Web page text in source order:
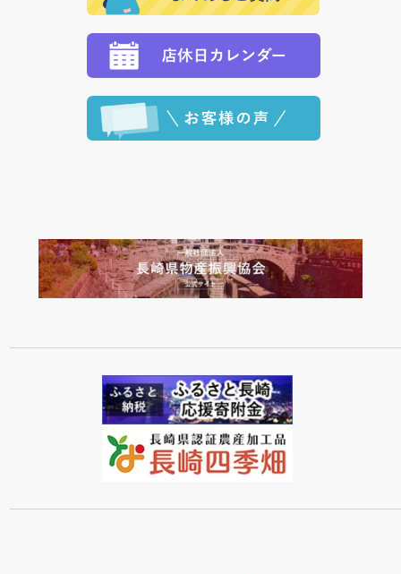
ます。 （到着日指定をされている場合は、ご指定の日
程に合わせてお届けいたします。）